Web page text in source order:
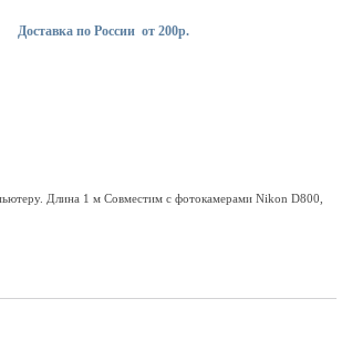
Доставка по России от 200р.
Длина 1 м Совместим с фотокамерами Nikon D800,